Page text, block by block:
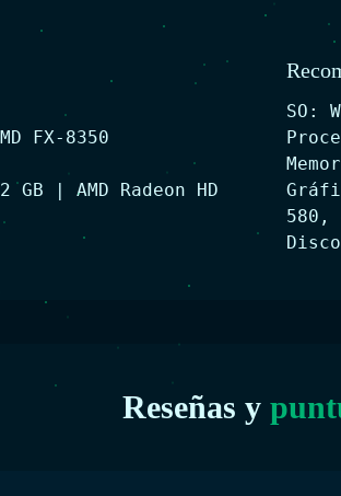
FX-8350
| AMD Radeon HD
SO:
580,
Reseñas y